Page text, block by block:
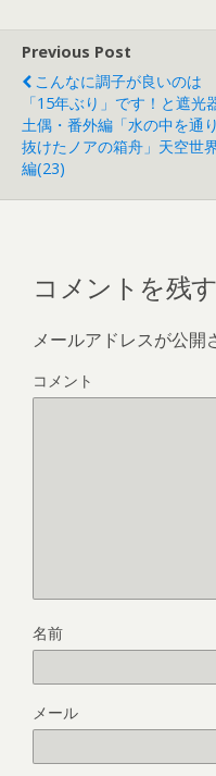
Previous Post
こんなに調子が良いのは
「15年ぶり」です！と遮光
土偶・番外編「水の中を通り
抜けたノアの箱舟」天空世
編(23)
コメントを残す
メールアドレスが公開
コメント
名前
メール